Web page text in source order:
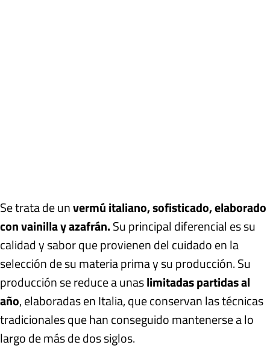
Se trata de unvermú italiano, sofisticado, elaborado
con vainilla y azafrán.Su principal diferencial es su
calidad y sabor que provienen del cuidado en la
selección de su materia prima y su producción. Su
producción se reduce a unaslimitadas partidas al
año, elaboradas en Italia, que conservan las técnicas
tradicionales que han conseguido mantenerse a lo
largo de más de dos siglos.